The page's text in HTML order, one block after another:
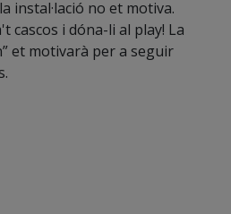
instal·lació no et motiva.
cascos i dóna-li al play! La
et motivarà per a seguir